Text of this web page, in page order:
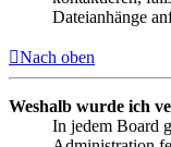
Dateianhänge
Nach oben
Weshalb wurde ich
In jedem Board